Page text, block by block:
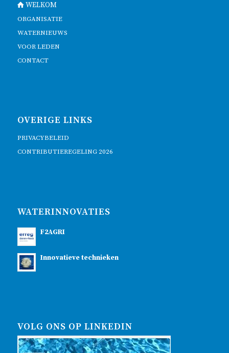
WELKOM
ORGANISATIE
WATERNIEUWS
VOOR LEDEN
CONTACT
OVERIGE LINKS
PRIVACYBELEID
CONTRIBUTIEREGELING 2026
WATERINNOVATIES
F2AGRI
Innovatieve technieken
VOLG ONS OP LINKEDIN